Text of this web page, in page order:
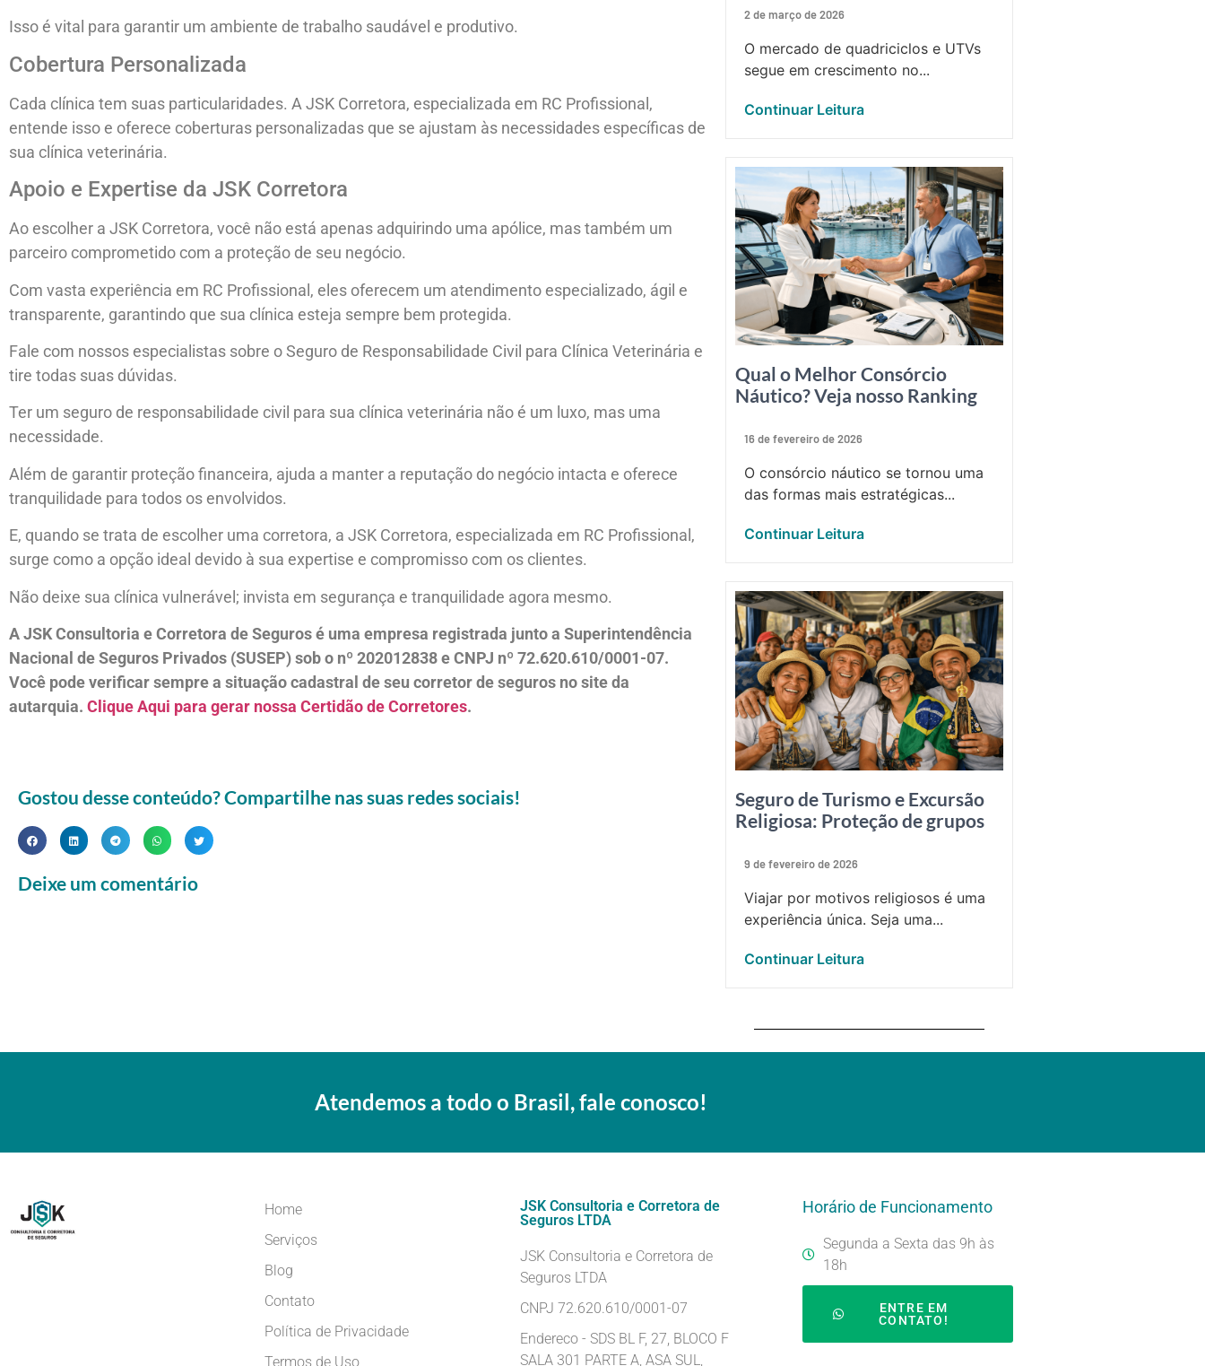
Isso é vital para garantir um ambiente de trabalho saudável e produtivo.
Cobertura Personalizada
Cada clínica tem suas particularidades. A JSK Corretora, especializada em RC Profissional,
entende isso e oferece coberturas personalizadas que se ajustam às necessidades específicas de
sua clínica veterinária.
Apoio e Expertise da JSK Corretora
Ao escolher a JSK Corretora, você não está apenas adquirindo uma apólice, mas também um
parceiro comprometido com a proteção de seu negócio.
Com vasta experiência em RC Profissional, eles oferecem um atendimento especializado, ágil e
transparente, garantindo que sua clínica esteja sempre bem protegida.
Fale com nossos especialistas sobre o Seguro de Responsabilidade Civil para Clínica Veterinária e
tire todas suas dúvidas.
Ter um seguro de responsabilidade civil para sua clínica veterinária não é um luxo, mas uma
necessidade.
Além de garantir proteção financeira, ajuda a manter a reputação do negócio intacta e oferece
tranquilidade para todos os envolvidos.
E, quando se trata de escolher uma corretora, a JSK Corretora, especializada em RC Profissional,
surge como a opção ideal devido à sua expertise e compromisso com os clientes.
Não deixe sua clínica vulnerável; invista em segurança e tranquilidade agora mesmo.
A JSK Consultoria e Corretora de Seguros é uma empresa registrada junto a Superintendência
Nacional de Seguros Privados (SUSEP) sob o nº 202012838 e CNPJ nº 72.620.610/0001-07.
Você pode verificar sempre a situação cadastral de seu corretor de seguros no site da
autarquia. Clique Aqui para gerar nossa Certidão de Corretores.
Gostou desse conteúdo? Compartilhe nas suas redes sociais!
Deixe um comentário
2 de março de 2026
O mercado de quadriciclos e UTVs
segue em crescimento no...
Continuar Leitura
Qual o Melhor Consórcio
Náutico? Veja nosso Ranking
16 de fevereiro de 2026
O consórcio náutico se tornou uma
das formas mais estratégicas...
Continuar Leitura
Seguro de Turismo e Excursão
Religiosa: Proteção de grupos
9 de fevereiro de 2026
Viajar por motivos religiosos é uma
experiência única. Seja uma...
Continuar Leitura
Atendemos a todo o Brasil, fale conosco!
Home
Serviços
Blog
Contato
Política de Privacidade
Termos de Uso
JSK Consultoria e Corretora de
Seguros LTDA
JSK Consultoria e Corretora de
Seguros LTDA
CNPJ 72.620.610/0001-07
Endereco - SDS BL F, 27, BLOCO F
SALA 301 PARTE A, ASA SUL,
Horário de Funcionamento
Segunda a Sexta das 9h às
18h
ENTRE EM
CONTATO!